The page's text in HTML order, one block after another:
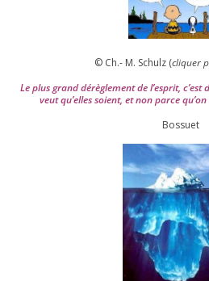
© Ch.- M. Schulz (cli­quer
Le plus grand dérè­gle­ment de l’es­prit, c’est
veut qu’elles soient, et non parce
Bossuet